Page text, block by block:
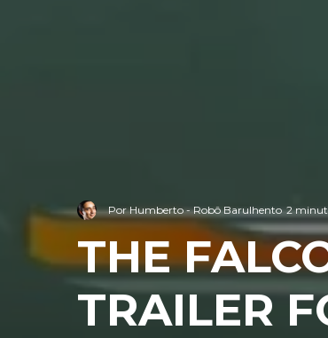
PorHumberto - Robô Barulhento 2
THE
TRAILER